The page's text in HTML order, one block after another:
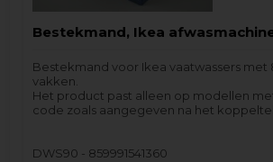
Bestekmand, Ikea
Bestekmand voor Ikea vaatwassers met
vakken.
Het product past alleen op modellen
code zoals aangegeven na het
DWS90 - 859991541360